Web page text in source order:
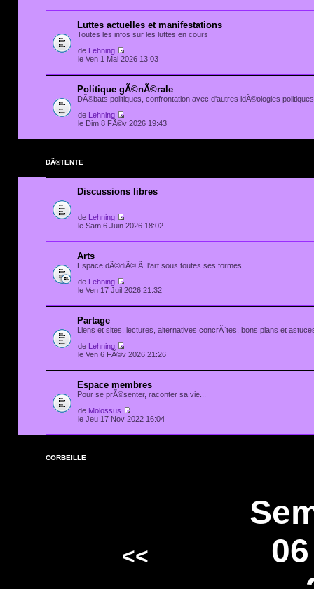
Luttes actuelles et manifestations
Toutes les infos sur les luttes en cours
de
Lehning
le Ven 1 Mai 2026 13:03
Politique gÃ©nÃ©rale
DÃ©bats politiques, confrontation avec d'autres idÃ©ologies
de
Lehning
le Dim 8 FÃ©v 2026 19:43
DÃ©TENTE
Discussions libres
de
Lehning
le Sam 6 Juin 2026 18:02
Arts
Espace dÃ©diÃ© Ã l'art sous toutes ses formes
de
Lehning
le Ven 17 Juil 2026 21:32
Partage
Liens et sites, lectures, alternatives concrÃ¨tes, bons plans et
de
Lehning
le Ven 6 FÃ©v 2026 21:26
Espace membres
Pour se prÃ©senter, raconter sa vie...
de Molossus
le Jeu 17 Nov 2022 16:04
CORBEILLE
<<